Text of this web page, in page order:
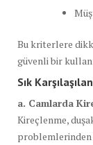
Bu kriterlere
güvenli bir
Sık
a. Camlarda
Kireçlenme,
problemlerinden